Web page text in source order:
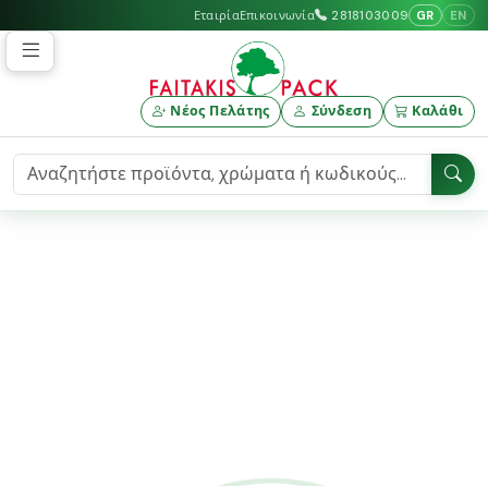
ΕταιρίαΕπικοινωνία 2818103009 GR EN
Νέος Πελάτης Σύνδεση Καλάθι